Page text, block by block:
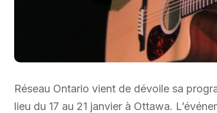
Réseau Ontario vient de dévoile sa
lieu du 17 au 21 janvier à Ottawa.